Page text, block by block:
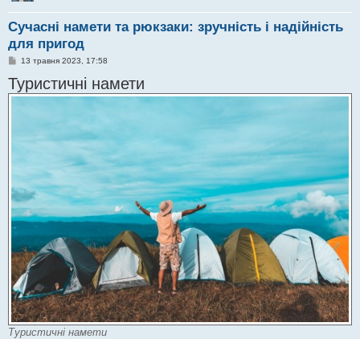
Сучасні намети та рюкзаки: зручність і надійність
для пригод
П
в
і
д
13 травня 2023, 17:58
Туристичні намети
Туристичні намети